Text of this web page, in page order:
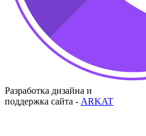
Разработка дизайна и
поддержка сайта - ARKAT